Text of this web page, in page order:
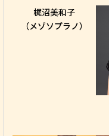
梶沼美和子
（メゾソプラノ）